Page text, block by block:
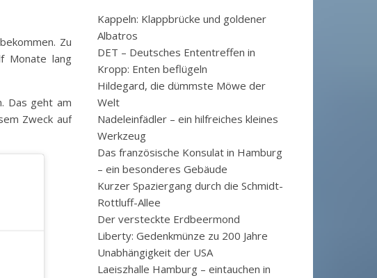
Zu
Monate lang
Das geht am
Zweck auf
Kappeln: Klappbrücke und goldener
Albatros
DET – Deutsches Ententreffen in
Kropp: Enten beflügeln
Hildegard, die dümmste Möwe der
Welt
Nadeleinfädler – ein hilfreiches kleines
Werkzeug
Das französische Konsulat in Hamburg
– ein besonderes Gebäude
Kurzer Spaziergang durch die Schmidt-
Rottluff-Allee
Der versteckte Erdbeermond
Liberty: Gedenkmünze zu 200 Jahre
Unabhängigkeit der USA
Laeiszhalle Hamburg – eintauchen in